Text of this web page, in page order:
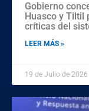
Gobierno
Huasco y Tiltil
críticas del
LEER MÁS »
19 de Julio de 2026